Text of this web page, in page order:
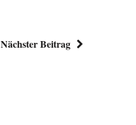
Nächster Beitrag